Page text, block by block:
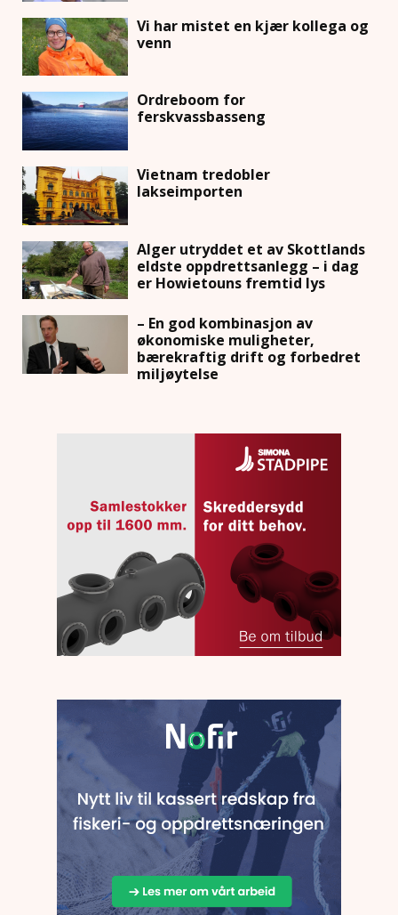
Vi har mistet en kjær kollega og
venn
Ordreboom for
ferskvassbasseng
Vietnam tredobler
lakseimporten
Alger utryddet et av Skottlands
eldste oppdrettsanlegg – i dag
er Howietouns fremtid lys
– En god kombinasjon av
økonomiske muligheter,
bærekraftig drift og forbedret
miljøytelse